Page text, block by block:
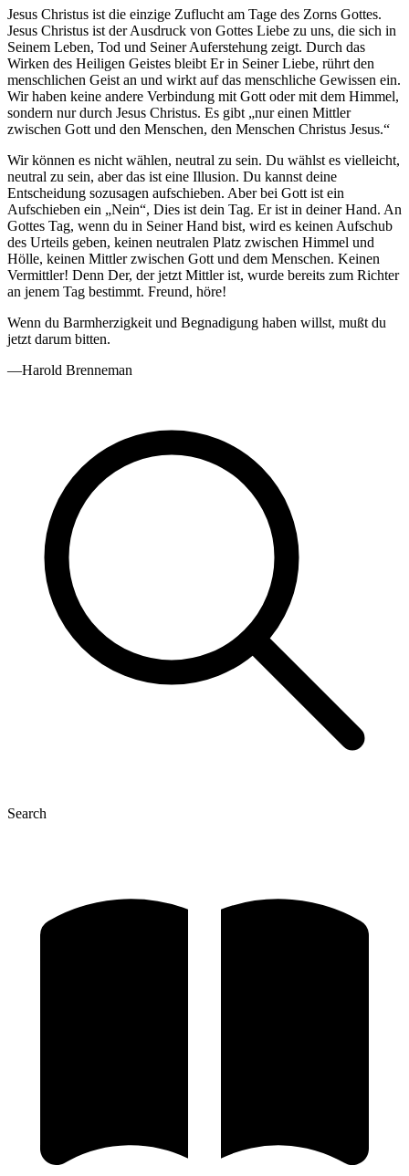
Jesus Christus ist die einzige Zuflucht am Tage des Zorns Gottes.
Jesus Christus ist der Ausdruck von Gottes Liebe zu uns, die sich in
Seinem Leben, Tod und Seiner Auferstehung zeigt. Durch das
Wirken des Heiligen Geistes bleibt Er in Seiner Liebe, rührt den
menschlichen Geist an und wirkt auf das menschliche Gewissen ein.
Wir haben keine andere Verbindung mit Gott oder mit dem Himmel,
sondern nur durch Jesus Christus. Es gibt „nur einen Mittler
zwischen Gott und den Menschen, den Menschen Christus Jesus.“
Wir können es nicht wählen, neutral zu sein. Du wählst es vielleicht,
neutral zu sein, aber das ist eine Illusion. Du kannst deine
Entscheidung sozusagen aufschieben. Aber bei Gott ist ein
Aufschieben ein „Nein“, Dies ist dein Tag. Er ist in deiner Hand. An
Gottes Tag, wenn du in Seiner Hand bist, wird es keinen Aufschub
des Urteils geben, keinen neutralen Platz zwischen Himmel und
Hölle, keinen Mittler zwischen Gott und dem Menschen. Keinen
Vermittler! Denn Der, der jetzt Mittler ist, wurde bereits zum Richter
an jenem Tag bestimmt. Freund, höre!
Wenn du Barmherzigkeit und Begnadigung haben willst, mußt du
jetzt darum bitten.
—Harold Brenneman
Search